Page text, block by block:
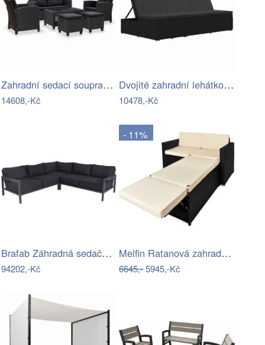
Zahradní sedací souprava 6dílná…
14608,-Kč
Dvojité zahradní lehátko / pohovka…
10478,-Kč
Brafab Záhradná sedačka SKALFORT Mdum
94202,-Kč
- 11%
Melfin Ratanová zahradní sestava VENDY…
6645,-5945,-Kč